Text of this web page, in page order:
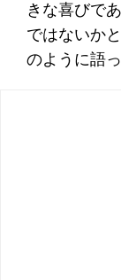
きな喜びで
ではないか
のように語